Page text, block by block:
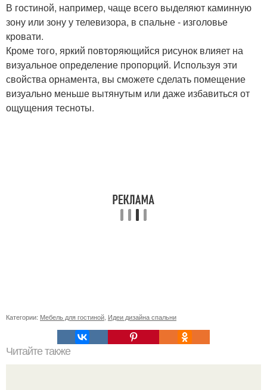
В гостиной, например, чаще всего выделяют каминную
зону или зону у телевизора, в спальне - изголовье
кровати.
Кроме того, яркий повторяющийся рисунок влияет на
визуальное определение пропорций. Используя эти
свойства орнамента, вы сможете сделать помещение
визуально меньше вытянутым или даже избавиться от
ощущения тесноты.
Категории: Мебель для гостиной, Идеи дизайна спальни
Читайте также